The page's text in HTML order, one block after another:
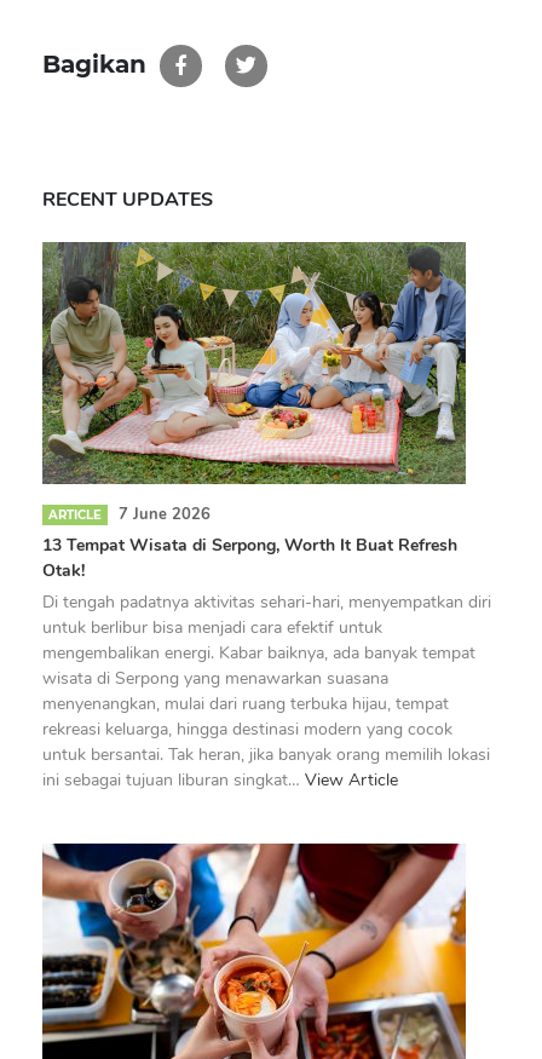
Bagikan
RECENT UPDATES
ARTICLE 7 June 2026
13 Tempat Wisata di Serpong, Worth It Buat Refresh
Otak!
Di tengah padatnya aktivitas sehari-hari, menyempatkan diri
untuk berlibur bisa menjadi cara efektif untuk
mengembalikan energi. Kabar baiknya, ada banyak tempat
wisata di Serpong yang menawarkan suasana
menyenangkan, mulai dari ruang terbuka hijau, tempat
rekreasi keluarga, hingga destinasi modern yang cocok
untuk bersantai. Tak heran, jika banyak orang memilih lokasi
ini sebagai tujuan liburan singkat… View Article